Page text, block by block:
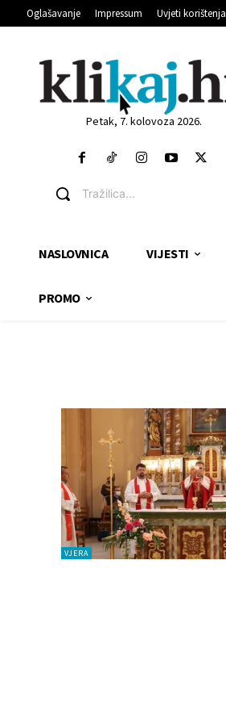
Oglašavanje Impressum Uvjeti korištenja
Petak, 7. kolovoza 2026.
Tražilica...
NASLOVNICA VIJESTI
PROMO
VJERA